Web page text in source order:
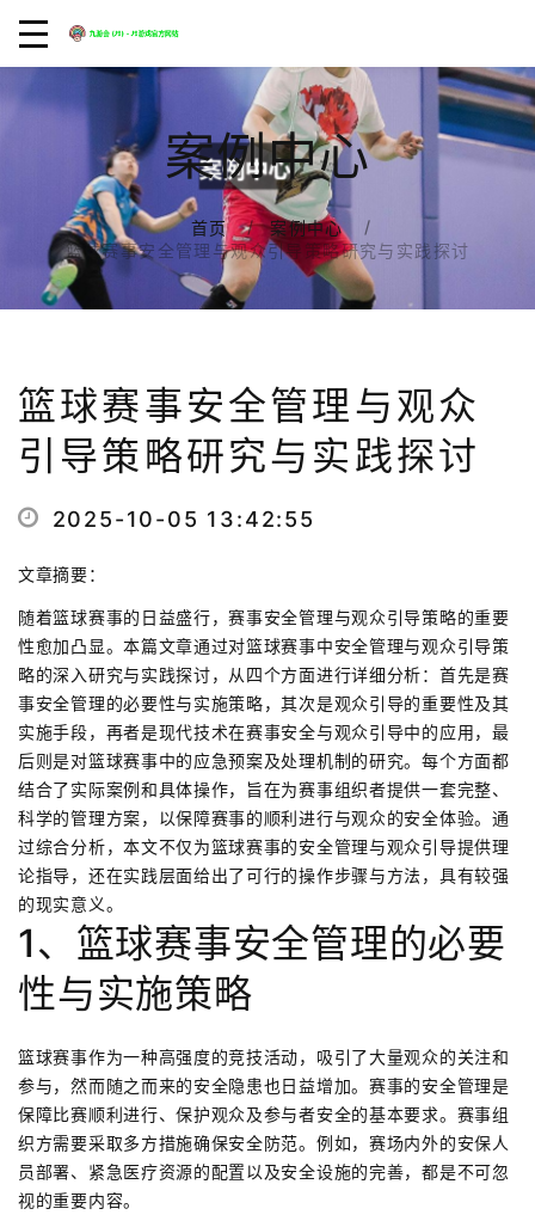
案例中心
首页
案例中心
篮球赛事安全管理与观众引导策略研究与实践探讨
篮球赛事安全管理与观众
引导策略研究与实践探讨
2025-10-05 13:42:55
文章摘要：
随着篮球赛事的日益盛行，赛事安全管理与观众引导策略的重要
性愈加凸显。本篇文章通过对篮球赛事中安全管理与观众引导策
略的深入研究与实践探讨，从四个方面进行详细分析：首先是赛
事安全管理的必要性与实施策略，其次是观众引导的重要性及其
实施手段，再者是现代技术在赛事安全与观众引导中的应用，最
后则是对篮球赛事中的应急预案及处理机制的研究。每个方面都
结合了实际案例和具体操作，旨在为赛事组织者提供一套完整、
科学的管理方案，以保障赛事的顺利进行与观众的安全体验。通
过综合分析，本文不仅为篮球赛事的安全管理与观众引导提供理
论指导，还在实践层面给出了可行的操作步骤与方法，具有较强
的现实意义。
1、篮球赛事安全管理的必要
性与实施策略
篮球赛事作为一种高强度的竞技活动，吸引了大量观众的关注和
参与，然而随之而来的安全隐患也日益增加。赛事的安全管理是
保障比赛顺利进行、保护观众及参与者安全的基本要求。赛事组
织方需要采取多方措施确保安全防范。例如，赛场内外的安保人
员部署、紧急医疗资源的配置以及安全设施的完善，都是不可忽
视的重要内容。